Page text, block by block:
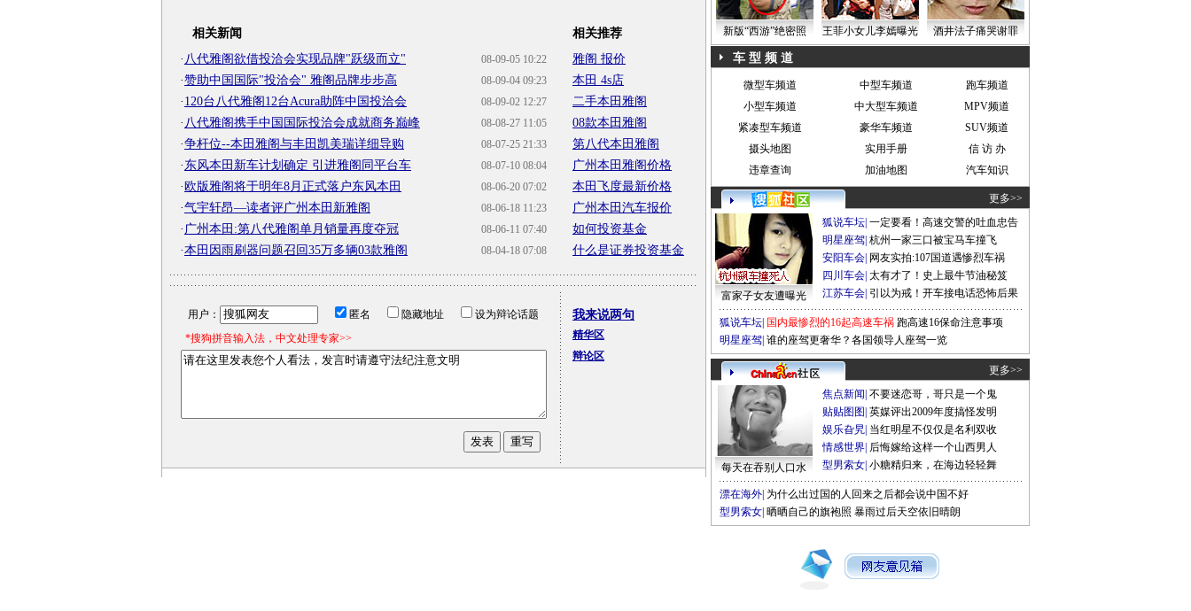
相关新闻
08-09-05 10:22
· 八代雅阁欲借投洽会实现品牌"跃级而立"
08-09-04 09:23
·赞助中国国际"投洽会" 雅阁品牌步步高
08-09-02 12:27
· 120台八代雅阁12台Acura助阵中国投洽会
08-08-27 11:05
· 八代雅阁携手中国国际投洽会成就商务巅峰
08-07-25 21:33
·争杆位--本田雅阁与丰田凯美瑞详细导购
08-07-10 08:04
· 东风本田新车计划确定 引进雅阁同平台车
08-06-20 07:02
· 欧版雅阁将于明年8月正式落户东风本田
08-06-18 11:23
·气宇轩昂—读者评广州本田新雅阁
08-06-11 07:40
· 广州本田:第八代雅阁单月销量再度夺冠
08-04-18 07:08
·本田因雨刷器问题召回35万多辆03款雅阁
相关推荐
雅阁 报价
本田 4s店
二手本田雅阁
08款本田雅阁
第八代本田雅阁
广州本田雅阁价格
本田飞度最新价格
广州本田汽车报价
如何投资基金
什么是证券投资基金
用户： 匿名 隐藏地址
设为辩论话题
*搜狗拼音输入法，中文处理专家>>
我来说两句
精华区
辩论区
新版“西游”绝密照 王菲小女儿李嫣曝光 酒井法子痛哭谢罪
车 型 频 道
微型车频道 中型车频道
跑车频道
小型车频道
中大型车频道
MPV频道
紧凑型车频道
豪华车频道
SUV频道
摄头地图
实用手册
信 访 办
违章查询
加油地图 汽车知识
更多>>
富家子女友遭曝光
狐说车坛 一定要看！高速交警的吐血忠告
明星座驾 杭州一家三口被宝马车撞飞
安阳车会 网友实拍:107国道遇惨烈车祸
四川车会 太有才了！史上最牛节油秘笈
江苏车会 引以为戒！开车接电话恐怖后果
狐说车坛 国内最惨烈的16起高速车祸 跑高速16保命注意事项
明星座驾 谁的座驾更奢华？各国领导人座驾一览
更多>>
每天在吞别人口水
焦点新闻 不要迷恋哥，哥只是一个鬼
贴贴图图 英媒评出2009年度搞怪发明
娱乐旮旯 当红明星不仅仅是名利双收
情感世界 后悔嫁给这样一个山西男人
型男索女 小糖精归来，在海边轻轻舞
漂在海外 为什么出过国的人回来之后都会说中国不好
型男索女 晒晒自己的旗袍照 暴雨过后天空依旧晴朗